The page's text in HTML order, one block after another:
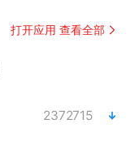
打开应用 查看全部
2372715